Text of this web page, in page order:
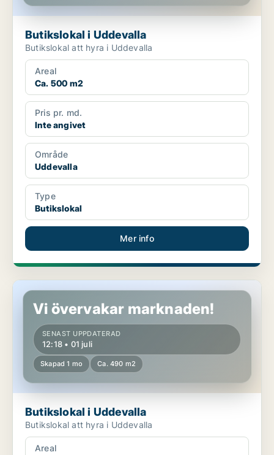
Butikslokal i Uddevalla
Butikslokal att hyra i Uddevalla
Areal
Ca. 500 m2
Pris pr. md.
Inte angivet
Område
Uddevalla
Type
Butikslokal
Mer info
Butikslokal i Uddevalla
Vi övervakar marknaden!
SENAST UPPDATERAD
12:18 • 01 juli
Skapad 1 mo Ca. 490 m2
Butikslokal i Uddevalla
Butikslokal att hyra i Uddevalla
Areal